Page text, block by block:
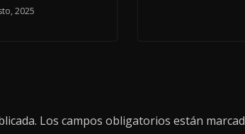
2025
Los campos obligatorios están